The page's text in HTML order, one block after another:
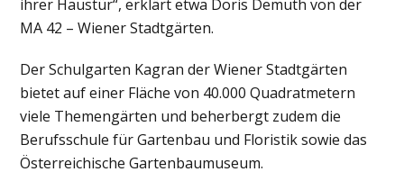
ihrer Haustür“, erklärt etwa Doris Demuth von der
MA 42 – Wiener Stadtgärten.
Der Schulgarten Kagran der Wiener Stadtgärten
bietet auf einer Fläche von 40.000 Quadratmetern
viele Themengärten und beherbergt zudem die
Berufsschule für Gartenbau und Floristik sowie das
Österreichische Gartenbaumuseum.